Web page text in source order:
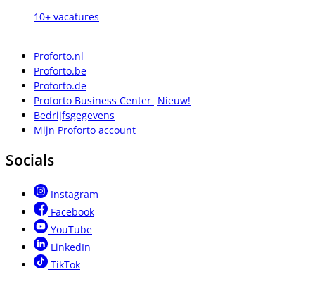
10+ vacatures
Proforto.nl
Proforto.be
Proforto.de
Proforto Business Center Nieuw!
Bedrijfsgegevens
Mijn Proforto account
Socials
Instagram
Facebook
YouTube
LinkedIn
TikTok